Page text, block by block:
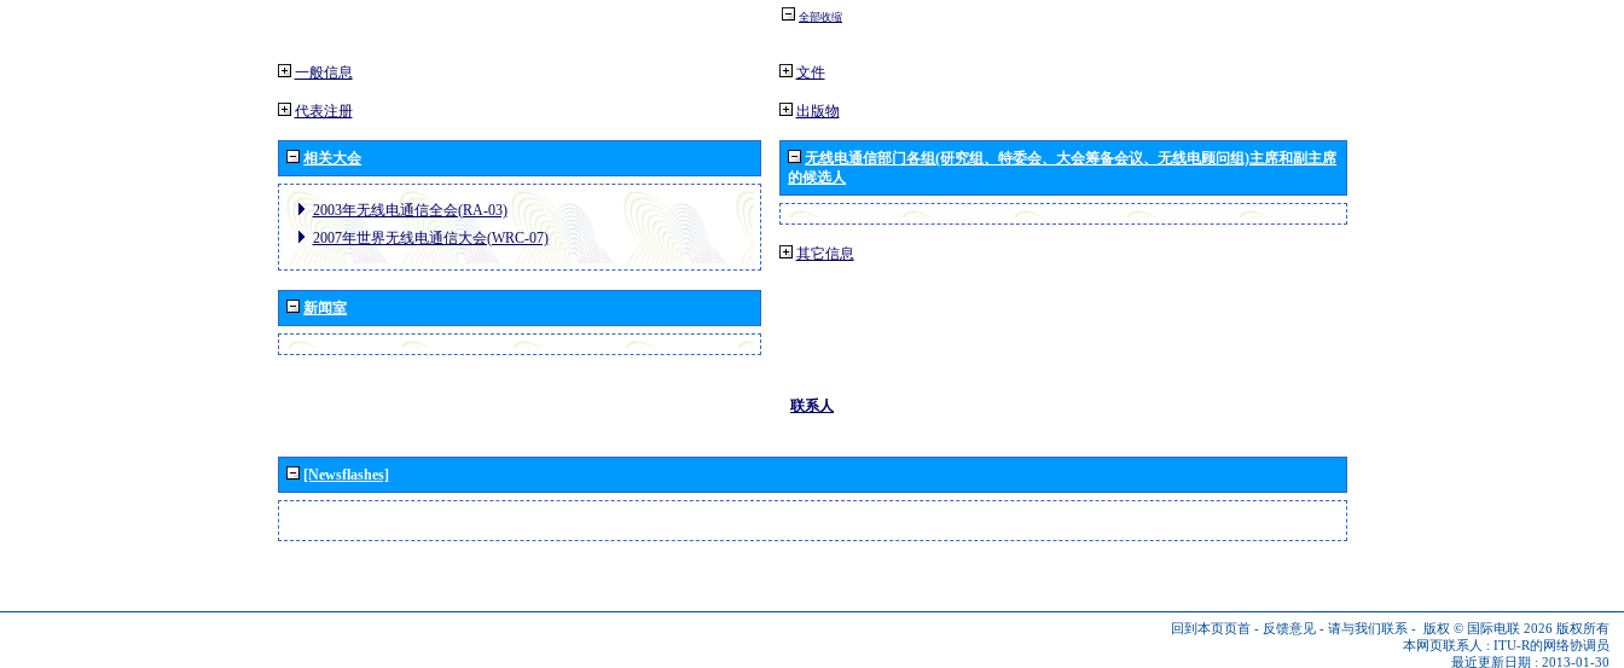
全部收缩
一般信息
代表注册
相关大会
2003年无线电通信全会(RA-03)
2007年世界无线电通信大会(WRC-07)
新闻室
文件
出版物
无线电通信部门各组(研究组、特委会、大会筹备会议、无线电顾问组)主席和副主席
的候选人
其它信息
联系人
[Newsflashes]
回到本页页首 - 反馈意见 - 请与我们联系 - 版权 © 国际电联 2026 版权所有
本网页联系人 : ITU-R的网络协调员
最近更新日期 : 2013-01-30